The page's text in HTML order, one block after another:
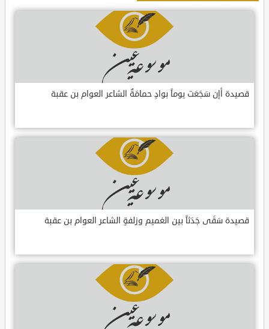
قصيدة أإن سَجَعَت يوماً بوادٍ حمامَةٌ الشاعر العوام بن عقبة
قصيدة سَقَى جَدَثاً بين الغميم وزلفةٍ الشاعر العوام بن عقبة